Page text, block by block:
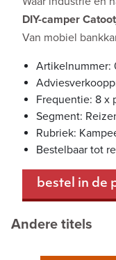
DIY-camper
Van mobiel
Artikelnummer:
Frequentie: 8 x
Segment:
Rubriek:
Bestelbaar tot
bestel in de
Andere titels